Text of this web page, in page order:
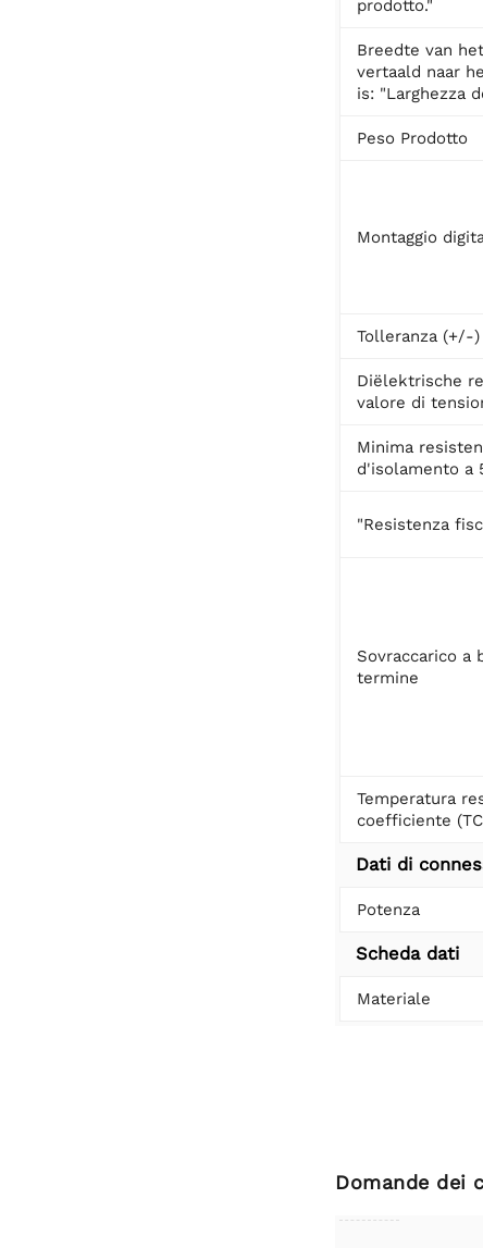
prodotto."
Breedte van
vertaald naar
is: "Larghezza
Peso Prodotto
Montaggio
Tolleranza (+/-)
Diëlektrische
valore di
Minima
d'isolamento a
"Resistenza
Sovraccarico a
termine
Temperatura
coefficiente
Dati di
Potenza
Scheda dati
Materiale
Domande dei